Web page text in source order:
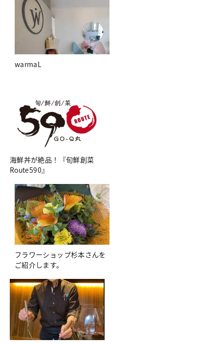
warmaL
海鮮丼が絶品！『旬鮮創菜
Route590』
フラワーショップ杉本さんを
ご紹介します。